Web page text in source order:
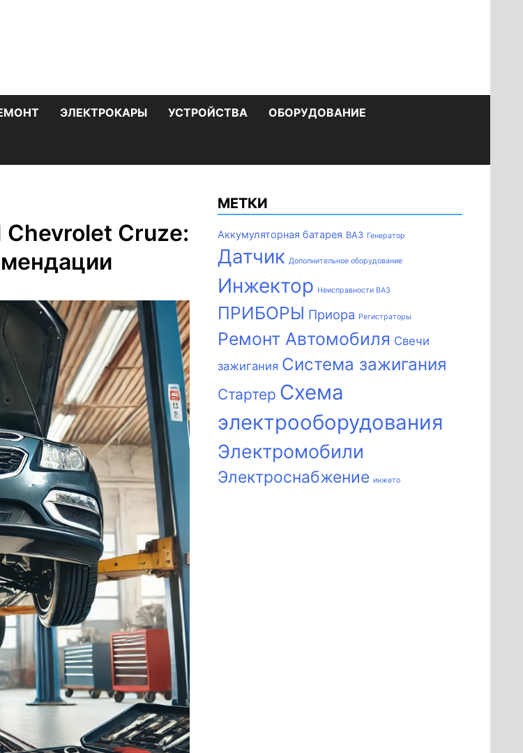
ЭЛЕКТРОКАРЫ УСТРОЙСТВА ОБОРУДОВАНИЕ
Cruze:
МЕТКИ
Аккумуляторная батарея ВАЗ Генератор
Датчик Дополнительное оборудование
Инжектор Неисправности ВАЗ
ПРИБОРЫ Приора Регистраторы
Ремонт Автомобиля Свечи
зажигания Система зажигания
Стартер Схема
электрооборудования
Электромобили
Электроснабжение инжето